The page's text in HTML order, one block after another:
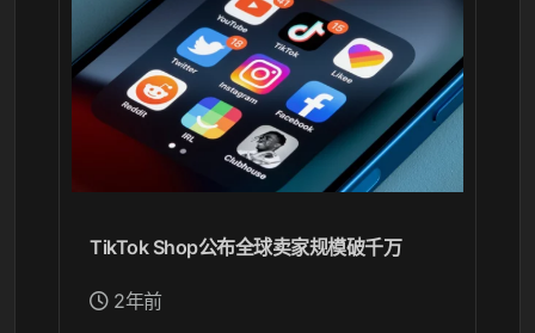
TikTok Shop公布全球卖家规模破千万
2年前